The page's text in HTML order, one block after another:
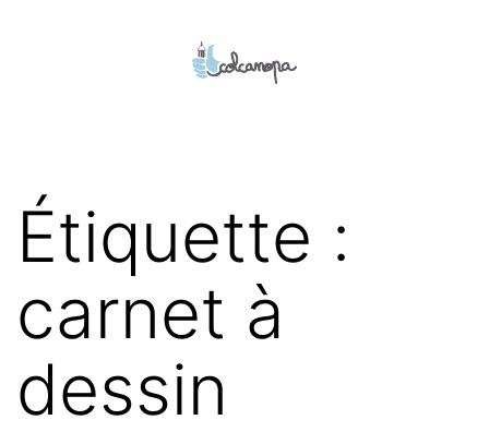
Étiquette :
carnet à
dessin